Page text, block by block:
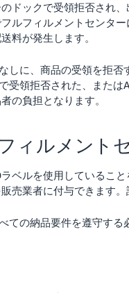
ドックで受領拒否され
ルフィルメントセンタ
料が発生します。
しに、商品の受領を拒
受領拒否された、また
の負担となります。
ィルメント
ベルを使用しているこ
売業者に付与できます
ての納品要件を遵守する